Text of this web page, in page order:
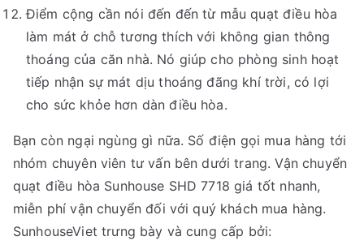
Điểm cộng cần nói đến đến từ mẫu quạt điều hòa
làm mát ở chỗ tương thích với không gian thông
thoáng của căn nhà. Nó giúp cho phòng sinh hoạt
tiếp nhận sự mát dịu thoáng đãng khí trời, có lợi
cho sức khỏe hơn dàn điều hòa.
Bạn còn ngại ngùng gì nữa. Số điện gọi mua hàng tới
nhóm chuyên viên tư vấn bên dưới trang. Vận chuyển
quạt điều hòa Sunhouse SHD 7718 giá tốt nhanh,
miễn phí vận chuyển đối với quý khách mua hàng.
SunhouseViet trưng bày và cung cấp bởi: